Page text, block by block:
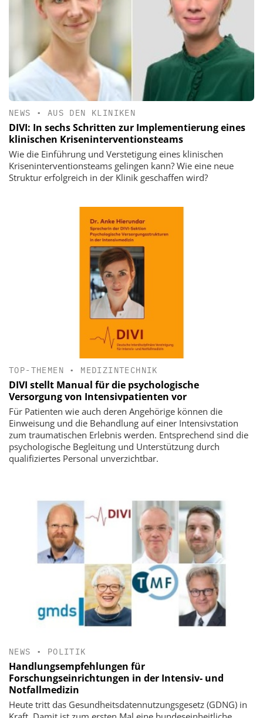
NEWS • AUS DEN KLINIKEN
DIVI: In sechs Schritten zur Implementierung eines
klinischen Kriseninterventionsteams
Wie die Einführung und Verstetigung eines klinischen
Kriseninterventionsteams gelingen kann? Wie eine neue
Struktur erfolgreich in der Klinik geschaffen wird?
TOP-THEMEN • MEDIZINTECHNIK
DIVI stellt Manual für die psychologische
Versorgung von Intensivpatienten vor
Für Patienten wie auch deren Angehörige können die
Einweisung und die Behandlung auf einer Intensivstation
zum traumatischen Erlebnis werden. Entsprechend sind die
psychologische Begleitung und Unterstützung durch
qualifiziertes Personal unverzichtbar.
NEWS • POLITIK
Handlungsempfehlungen für
Forschungseinrichtungen in der Intensiv- und
Notfallmedizin
Heute tritt das Gesundheitsdatennutzungsgesetz (GDNG) in